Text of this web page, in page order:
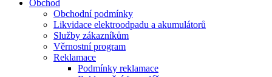
Obchod
Obchodní podmínky
Likvidace elektroodpadu a akumulátorů
Služby zákazníkům
Věrnostní program
Reklamace
Podmínky reklamace